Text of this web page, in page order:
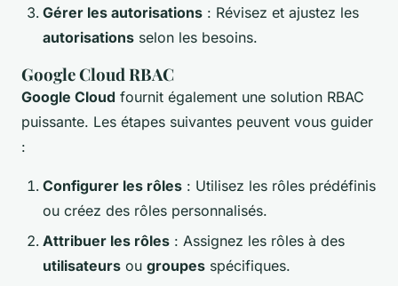
Gérer les autorisations : Révisez et ajustez les
autorisations selon les besoins.
Google Cloud RBAC
Google Cloud fournit également une solution RBAC
puissante. Les étapes suivantes peuvent vous guider
:
Configurer les rôles : Utilisez les rôles prédéfinis
ou créez des rôles personnalisés.
Attribuer les rôles : Assignez les rôles à des
utilisateurs ou groupes spécifiques.